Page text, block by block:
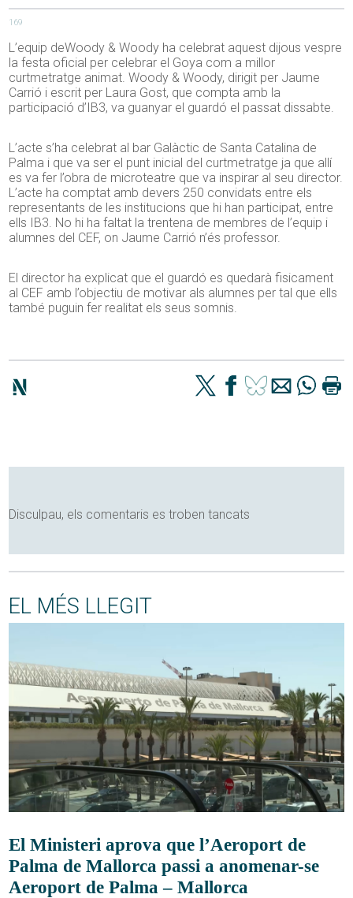
169
L’equip deWoody & Woody ha celebrat aquest dijous vespre
la festa oficial per celebrar el Goya com a millor
curtmetratge animat. Woody & Woody, dirigit per Jaume
Carrió i escrit per Laura Gost, que compta amb la
participació d’IB3, va guanyar el guardó el passat dissabte.
L’acte s’ha celebrat al bar Galàctic de Santa Catalina de
Palma i que va ser el punt inicial del curtmetratge ja que allí
es va fer l’obra de microteatre que va inspirar al seu director.
L’acte ha comptat amb devers 250 convidats entre els
representants de les institucions que hi han participat, entre
ells IB3. No hi ha faltat la trentena de membres de l’equip i
alumnes del CEF, on Jaume Carrió n’és professor.
El director ha explicat que el guardó es quedarà fisicament
al CEF amb l’objectiu de motivar als alumnes per tal que ells
també puguin fer realitat els seus somnis.
Disculpau, els comentaris es troben tancats
EL MÉS LLEGIT
El Ministeri aprova que l’Aeroport de
Palma de Mallorca passi a anomenar-se
Aeroport de Palma – Mallorca